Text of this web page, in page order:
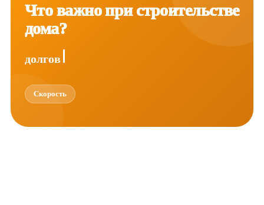
Что важно при строительстве
дома?
долговечность
Скорость